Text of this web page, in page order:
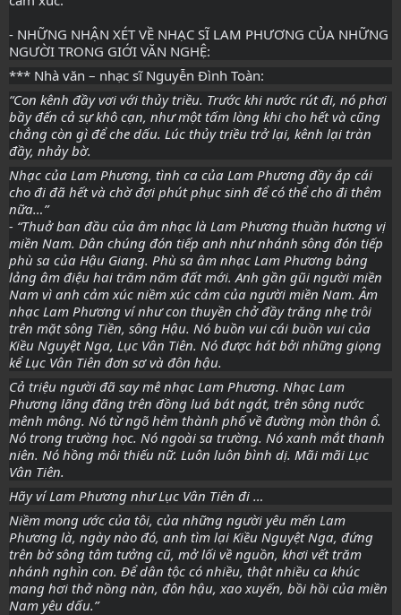
- NHỮNG NHẬN XÉT VỀ NHẠC SĨ LAM PHƯƠNG CỦA NHỮNG
NGƯỜI TRONG GIỚI VĂN NGHỆ:
*** Nhà văn – nhạc sĩ Nguyễn Đình Toàn:
“Con kênh đầy vơi với thủy triều. Trước khi nước rút đi, nó phơi
bầy đến cả sự khô cạn, như một tấm lòng khi cho hết và cũng
chẳng còn gì để che dấu. Lúc thủy triều trở lại, kênh lại tràn
đầy, nhảy bờ.
Nhạc của Lam Phương, tình ca của Lam Phương đầy ắp cái
cho đi đã hết và chờ đợi phút phục sinh để có thể cho đi thêm
nữa…”
- “Thuở ban đầu của âm nhạc là Lam Phương thuần hương vị
miền Nam. Dân chúng đón tiếp anh như nhánh sông đón tiếp
phù sa của Hậu Giang. Phù sa âm nhạc Lam Phương bảng
lảng âm điệu hai trăm năm đất mới. Anh gần gũi người miền
Nam vì anh cảm xúc niềm xúc cảm của người miền Nam. Âm
nhạc Lam Phương ví như con thuyền chở đầy trăng nhẹ trôi
trên mặt sông Tiền, sông Hậu. Nó buồn vui cái buồn vui của
Kiều Nguyệt Nga, Lục Vân Tiên. Nó được hát bởi những giọng
kể Lục Vân Tiên đơn sơ và đôn hậu.
Cả triệu người đã say mê nhạc Lam Phương. Nhạc Lam
Phương lãng đãng trên đồng luá bát ngát, trên sông nước
mênh mông. Nó từ ngõ hẻm thành phố về đường mòn thôn ổ.
Nó trong trường học. Nó ngoài sa trường. Nó xanh mắt thanh
niên. Nó hồng môi thiếu nữ. Luôn luôn bình dị. Mãi mãi Lục
Vân Tiên.
Hãy ví Lam Phương như Lục Vân Tiên đi …
Niềm mong ước của tôi, của những người yêu mến Lam
Phương là, ngày nào đó, anh tìm lại Kiều Nguyệt Nga, đứng
trên bờ sông tâm tưởng cũ, mở lối về nguồn, khơi vết trăm
nhánh nghìn con. Để dân tộc có nhiều, thật nhiều ca khúc
mang hơi thở nồng nàn, đôn hậu, xao xuyến, bồi hồi của miền
Nam yêu dấu.”